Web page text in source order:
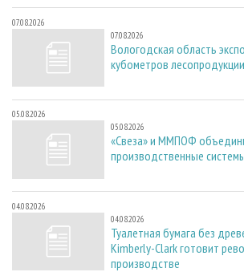
07.08.2026
07.08.2026
Вологодская область
кубометров лесопродукции
05.08.2026
05.08.2026
«Свеза» и ММПОФ
производственные
04.08.2026
04.08.2026
Туалетная бумага без
Kimberly-Clark готовит
производстве